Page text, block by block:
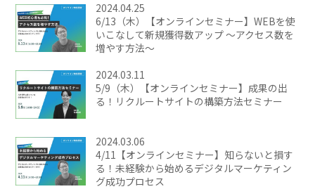
2024.04.25
6/13（木）【オンラインセミナー】WEBを使
いこなして新規獲得数アップ ～アクセス数を
増やす方法～
2024.03.11
5/9（木）【オンラインセミナー】成果の出
る！リクルートサイトの構築方法セミナー
2024.03.06
4/11【オンラインセミナー】知らないと損す
る！未経験から始めるデジタルマーケティン
グ成功プロセス